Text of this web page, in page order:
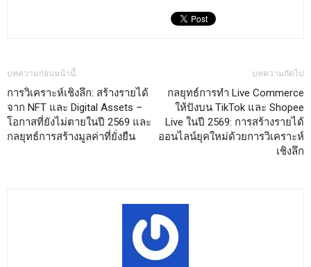
บทความก่อนหน้านี้
การวิเคราะห์เชิงลึก: สร้างรายได้
จาก NFT และ Digital Assets –
โอกาสที่ยังไม่ตายในปี 2569 และ
กลยุทธ์การสร้างมูลค่าที่ยั่งยืน
บทความถัดไป
กลยุทธ์การทำ Live Commerce
ให้ปังบน TikTok และ Shopee
Live ในปี 2569: การสร้างรายได้
ออนไลน์ยุคใหม่ด้วยการวิเคราะห์
เชิงลึก